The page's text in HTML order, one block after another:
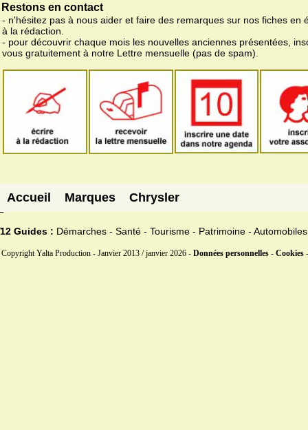
Restons en contact
- n'hésitez pas à nous aider et faire des remarques sur nos fiches en
à la rédaction.
- pour découvrir chaque mois les nouvelles anciennes présentées,
vous gratuitement à notre Lettre mensuelle (pas de spam).
Accueil Marques Chrysler
12 Guides : Démarches - Santé - Tourisme - Patrimoine - Automobiles
Copyright Yalta Production - Janvier 2013 / janvier 2026 - Données personnelles - Cookies